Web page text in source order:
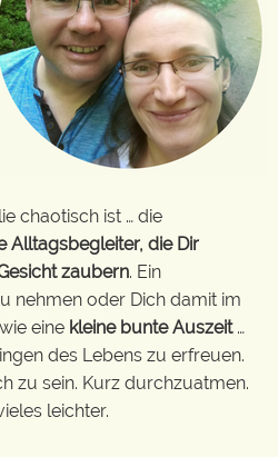
chaotisch ist … die
Alltagsbegleiter, die Dir
zaubern. Ein
nehmen oder Dich damit im
eine kleine bunte Auszeit…
des Lebens zu erfreuen.
zu sein. Kurz durchzuatmen.
leichter.